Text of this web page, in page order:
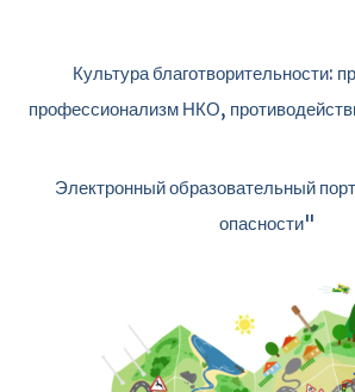
Культура благотворительности:
профессионализм НКО,
Электронный образовательный
опасности"